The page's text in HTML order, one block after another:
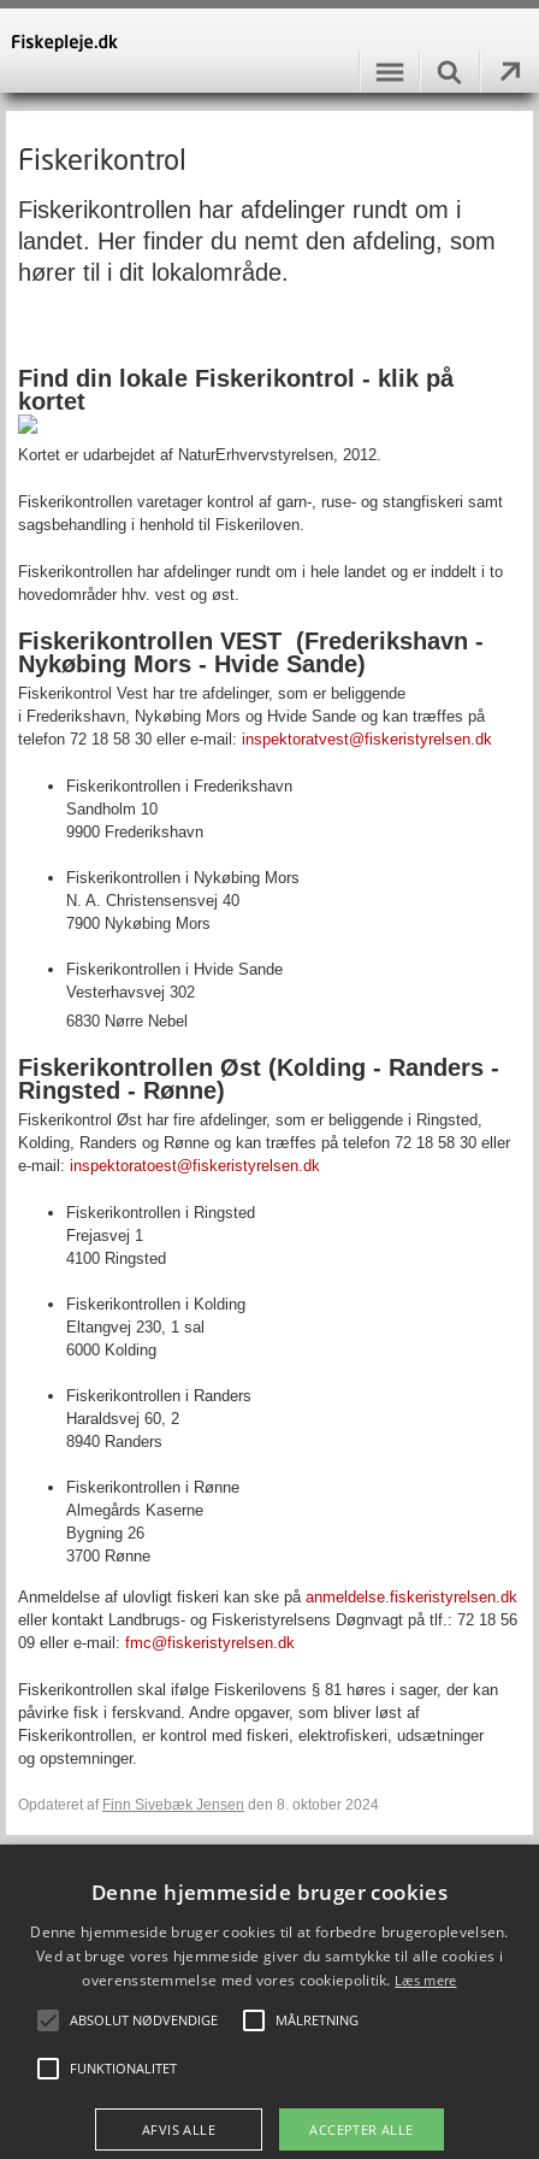
Fiskerikontrol
Fiskerikontrollen har afdelinger rundt om i
landet. Her finder du nemt den afdeling, som
hører til i dit lokalområde.
Find din lokale Fiskerikontrol - klik på
kortet
Kortet er udarbejdet af NaturErhvervstyrelsen, 2012.
Fiskerikontrollen varetager kontrol af garn-, ruse- og stangfiskeri samt
sagsbehandling i henhold til Fiskeriloven.
Fiskerikontrollen har afdelinger rundt om i hele landet og er inddelt i to
hovedområder hhv. vest og øst.
Fiskerikontrollen VEST (Frederikshavn -
Nykøbing Mors - Hvide Sande)
Fiskerikontrol Vest har tre afdelinger, som er beliggende
i Frederikshavn, Nykøbing Mors og Hvide Sande og kan træffes på
telefon 72 18 58 30 eller e-mail: inspektoratvest@fiskeristyrelsen.dk
Fiskerikontrollen i Frederikshavn
Sandholm 10
9900 Frederikshavn
Fiskerikontrollen i Nykøbing Mors
N. A. Christensensvej 40
7900 Nykøbing Mors
Fiskerikontrollen i Hvide Sande
Vesterhavsvej 302
6830 Nørre Nebel
Fiskerikontrollen Øst (Kolding - Randers -
Ringsted - Rønne)
Fiskerikontrol Øst har fire afdelinger, som er beliggende i Ringsted,
Kolding, Randers og Rønne og kan træffes på telefon 72 18 58 30 eller
e-mail: inspektoratoest@fiskeristyrelsen.dk
Fiskerikontrollen i Ringsted
Frejasvej 1
4100 Ringsted
Fiskerikontrollen i Kolding
Eltangvej 230, 1 sal
6000 Kolding
Fiskerikontrollen i Randers
Haraldsvej 60, 2
8940 Randers
Fiskerikontrollen i Rønne
Almegårds Kaserne
Bygning 26
3700 Rønne
Anmeldelse af ulovligt fiskeri kan ske påanmeldelse.fiskeristyrelsen.dk
eller kontakt Landbrugs- og Fiskeristyrelsens Døgnvagt på tlf.: 72 18 56
09 eller e-mail: fmc@fiskeristyrelsen.dk
Fiskerikontrollen skal ifølge Fiskerilovens § 81 høres i sager, der kan
påvirke fisk i ferskvand. Andre opgaver, som bliver løst af
Fiskerikontrollen, er kontrol med fiskeri, elektrofiskeri, udsætninger
og opstemninger.
Opdateret af Finn Sivebæk Jensen den 8. oktober 2024
DTU Aqua - Institut for Akvatiske Ressourcer
Vejlsøvej 39
8600 Silkeborg
ffi@aqua.dtu.dk
FØLG OS PÅ
Denne hjemmeside bruger cookies
Denne hjemmeside bruger cookies til at forbedre brugeroplevelsen.
Ved at bruge vores hjemmeside giver du samtykke til alle cookies i
overensstemmelse med vores cookiepolitik. Læs mere
ABSOLUT NØDVENDIGE MÅLRETNING
FUNKTIONALITET
ACCEPTER ALLE
AFVIS ALLE